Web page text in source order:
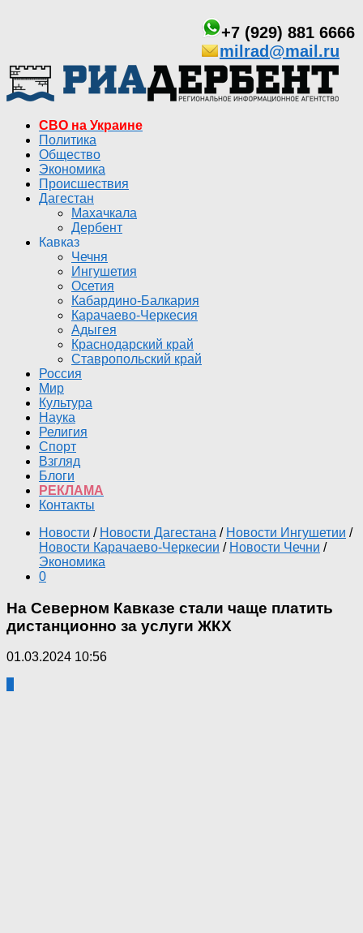
+7 (929) 881 6666
milrad@mail.ru
СВО на Украине
Политика
Общество
Экономика
Происшествия
Дагестан
Махачкала
Дербент
Кавказ
Чечня
Ингушетия
Осетия
Кабардино-Балкария
Карачаево-Черкесия
Адыгея
Краснодарский край
Ставропольский край
Россия
Мир
Культура
Наука
Религия
Спорт
Взгляд
Блоги
РЕКЛАМА
Контакты
Новости / Новости Дагестана / Новости Ингушетии /
Новости Карачаево-Черкесии / Новости Чечни /
Экономика
0
На Северном Кавказе стали чаще платить
дистанционно за услуги ЖКХ
01.03.2024 10:56